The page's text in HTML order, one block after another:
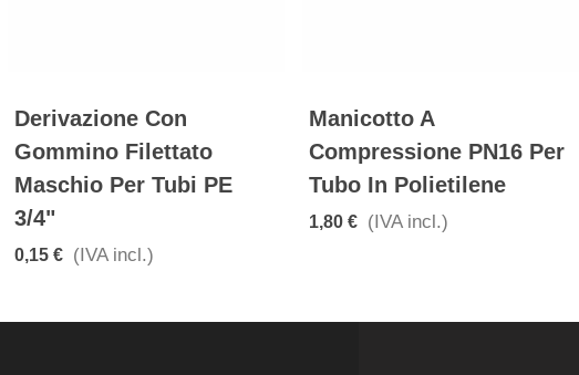
Kit Irrigazione A Goccia
Con Amico+ Per Orto
Giardino 50 Mq Ala...
75,00 €
10 GOCCIOLATORI A
SIGARETTA
ISPEZIONABILI 16 LT/h
1,00 € (IVA incl.)